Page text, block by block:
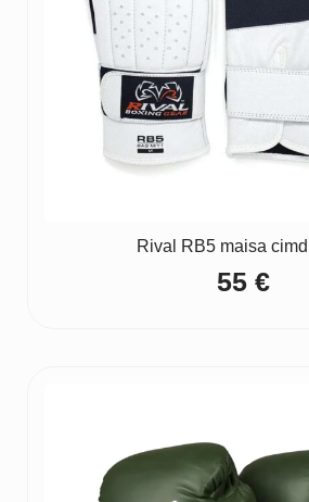
Rival RB5 maisa
55 €